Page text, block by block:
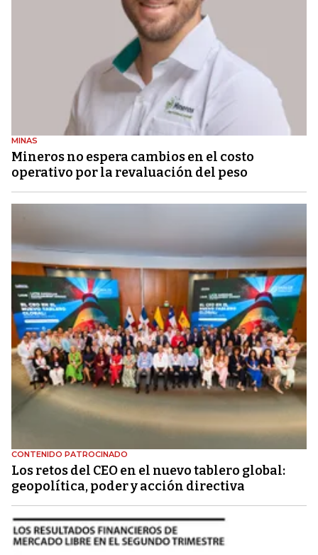
MINAS
Mineros no espera cambios en el costo
operativo por la revaluación del peso
CONTENIDO PATROCINADO
Los retos del CEO en el nuevo tablero global:
geopolítica, poder y acción directiva